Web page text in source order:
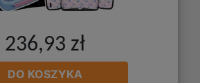
236,93 zł
DO KOSZYKA